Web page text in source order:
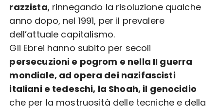
razzista, rinnegando la risoluzione qualche
anno dopo, nel 1991, per il prevalere
dell’attuale capitalismo.
Gli Ebrei hanno subito per secoli
persecuzioni e pogrom e nella II guerra
mondiale, ad opera dei nazifascisti
italiani e tedeschi, la Shoah, il genocidio
che per la mostruosità delle tecniche e della